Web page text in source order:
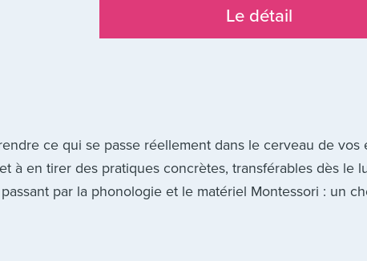
Le détail
ce qui se passe réellement dans le cerveau de vos
à en tirer des pratiques concrètes, transférables dès le
par la phonologie et le matériel Montessori : un